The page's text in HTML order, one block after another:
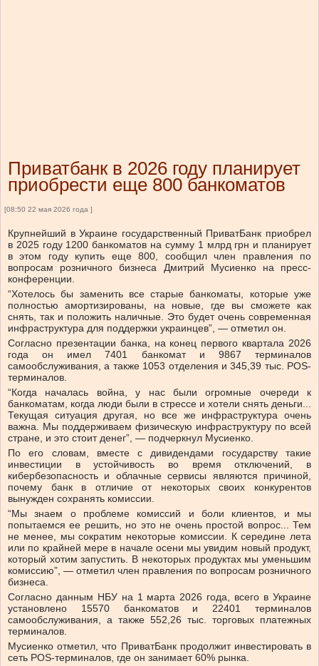
Приватбанк в 2026 году планирует
приобрести еще 800 банкоматов
[08:50 22 мая 2026 года ]
Крупнейший в Украине государственный ПриватБанк приобрел
в 2025 году 1200 банкоматов на сумму 1 млрд грн и планирует
в этом году купить еще 800, сообщил член правления по
вопросам розничного бизнеса Дмитрий Мусиенко на пресс-
конференции.
“Хотелось бы заменить все старые банкоматы, которые уже
полностью амортизированы, на новые, где вы сможете как
снять, так и положить наличные. Это будет очень современная
инфраструктура для поддержки украинцев”, — отметил он.
Согласно презентации банка, на конец первого квартала 2026
года он имел 7401 банкомат и 9867 терминалов
самообслуживания, а также 1053 отделения и 345,39 тыс. POS-
терминалов.
“Когда началась война, у нас были огромные очереди к
банкоматам, когда люди были в стрессе и хотели снять деньги...
Текущая ситуация другая, но все же инфраструктура очень
важна. Мы поддерживаем физическую инфраструктуру по всей
стране, и это стоит денег”, — подчеркнул Мусиенко.
По его словам, вместе с дивидендами государству такие
инвестиции в устойчивость во время отключений, в
кибербезопасность и облачные сервисы являются причиной,
почему банк в отличие от некоторых своих конкурентов
вынужден сохранять комиссии.
“Мы знаем о проблеме комиссий и боли клиентов, и мы
попытаемся ее решить, но это не очень простой вопрос... Тем
не менее, мы сократим некоторые комиссии. К середине лета
или по крайней мере в начале осени мы увидим новый продукт,
который хотим запустить. В некоторых продуктах мы уменьшим
комиссию”, — отметил член правления по вопросам розничного
бизнеса.
Согласно данным НБУ на 1 марта 2026 года, всего в Украине
установлено 15570 банкоматов и 22401 терминалов
самообслуживания, а также 552,26 тыс. торговых платежных
терминалов.
Мусиенко отметил, что ПриватБанк продолжит инвестировать в
сеть POS-терминалов, где он занимает 60% рынка.